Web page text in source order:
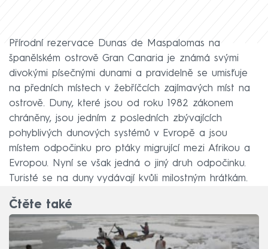
Přírodní rezervace Dunas de Maspalomas na
španělském ostrově Gran Canaria je známá svými
divokými písečnými dunami a pravidelně se umisťuje
na předních místech v žebříčcích zajímavých míst na
ostrově. Duny, které jsou od roku 1982 zákonem
chráněny, jsou jedním z posledních zbývajících
pohyblivých dunových systémů v Evropě a jsou
místem odpočinku pro ptáky migrující mezi Afrikou a
Evropou. Nyní se však jedná o jiný druh odpočinku.
Turisté se na duny vydávají kvůli milostným hrátkám.
Čtěte také